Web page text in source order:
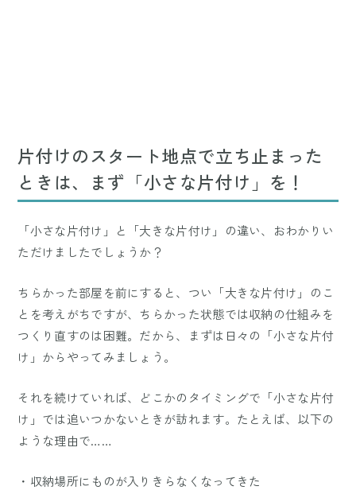
片付けのスタート地点で立ち止まった
ときは、まず「小さな片付け」を！
「小さな片付け」と「大きな片付け」の違い、おわかりい
ただけましたでしょうか？
ちらかった部屋を前にすると、つい「大きな片付け」のこ
とを考えがちですが、ちらかった状態では収納の仕組みを
つくり直すのは困難。だから、まずは日々の「小さな片付
け」からやってみましょう。
それを続けていれば、どこかのタイミングで「小さな片付
け」では追いつかないときが訪れます。たとえば、以下の
ような理由で……
・収納場所にものが入りきらなくなってきた